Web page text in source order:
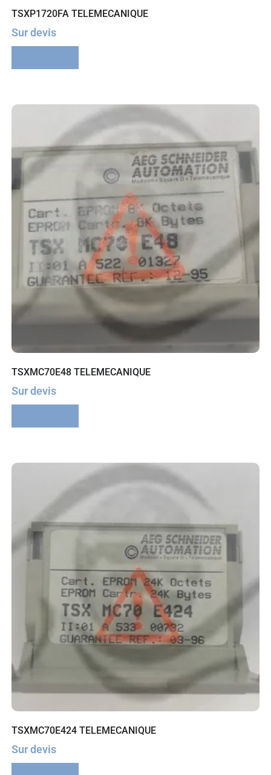
TSXP1720FA TELEMECANIQUE
Sur devis
TSXMC70E48 TELEMECANIQUE
Sur devis
TSXMC70E424 TELEMECANIQUE
Sur devis